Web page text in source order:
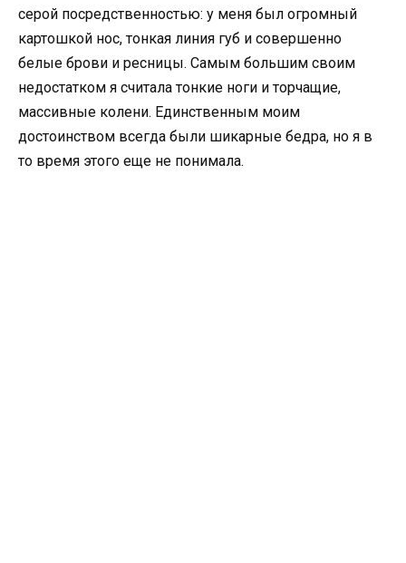
серой посредственностью: у меня был огромный
картошкой нос, тонкая линия губ и совершенно
белые брови и ресницы. Самым большим своим
недостатком я считала тонкие ноги и торчащие,
массивные колени. Единственным моим
достоинством всегда были шикарные бедра, но я в
то время этого еще не понимала.